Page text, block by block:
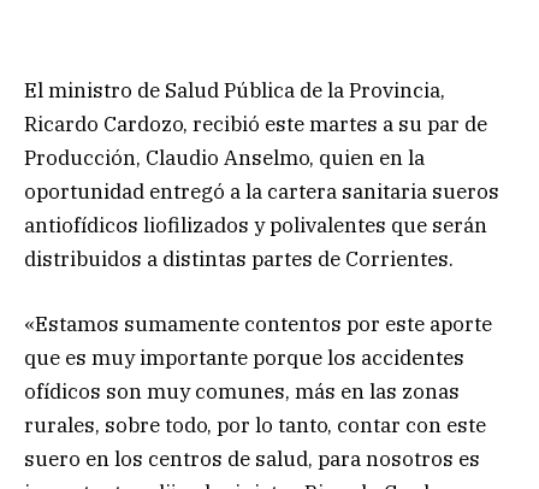
El ministro de Salud Pública de la Provincia,
Ricardo Cardozo, recibió este martes a su par de
Producción, Claudio Anselmo, quien en la
oportunidad entregó a la cartera sanitaria sueros
antiofídicos liofilizados y polivalentes que serán
distribuidos a distintas partes de Corrientes.
«Estamos sumamente contentos por este aporte
que es muy importante porque los accidentes
ofídicos son muy comunes, más en las zonas
rurales, sobre todo, por lo tanto, contar con este
suero en los centros de salud, para nosotros es